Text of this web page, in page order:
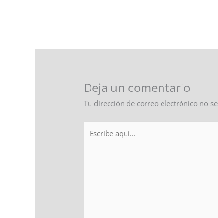
Deja un comentario
Tu dirección de correo electrónico no